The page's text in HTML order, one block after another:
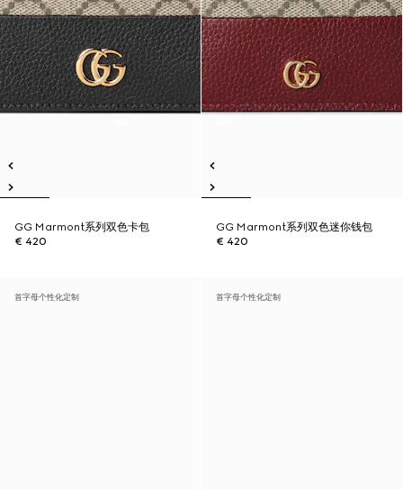
GG Marmont系列双色卡包
€ 420
GG Marmont系列双色迷你钱包
€ 420
首字母个性化定制 首字母个性化定制